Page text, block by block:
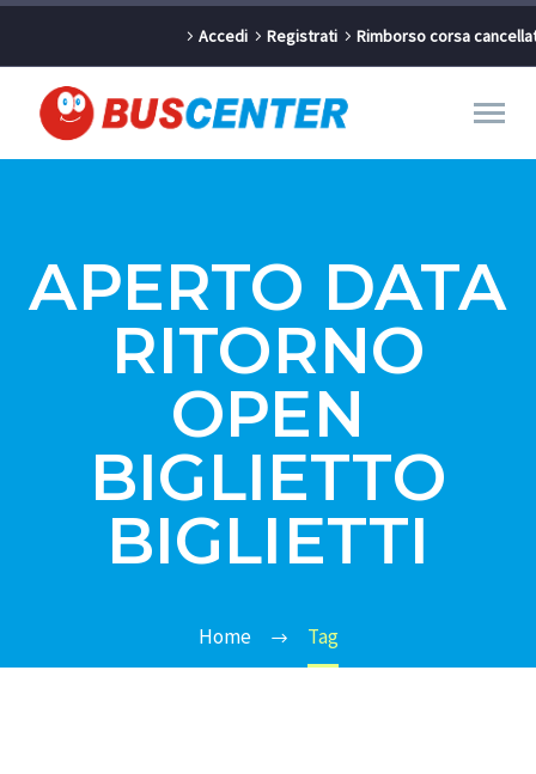
Accedi Registrati Rimborso corsa
APERTO DATA
RITORNO
OPEN
BIGLIETTO
BIGLIETTI
Home Tag